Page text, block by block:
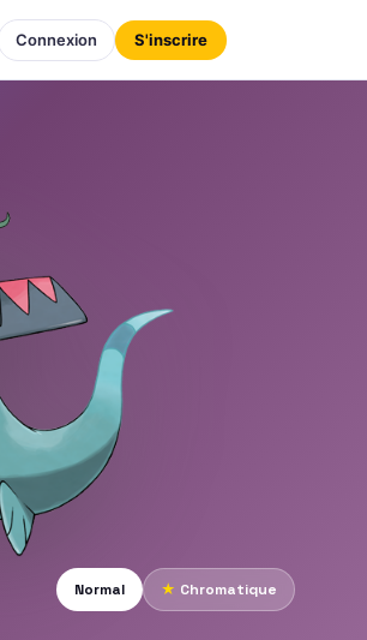
Connexion S'inscrire
Normal
★ Chromatique